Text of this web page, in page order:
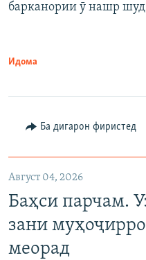
барканории ӯ нашр
Идома
Ба дигарон фиристед
Август 04, 2026
Баҳси парчам.
зани
меорад